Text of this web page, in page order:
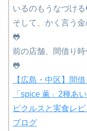
いるのもうなづける
そして、かく言う
🐸
前の店舗、間借り
🐸
【広島・中区】間
「spice 薫」2種あ
ピクルスと実食レ
ブログ